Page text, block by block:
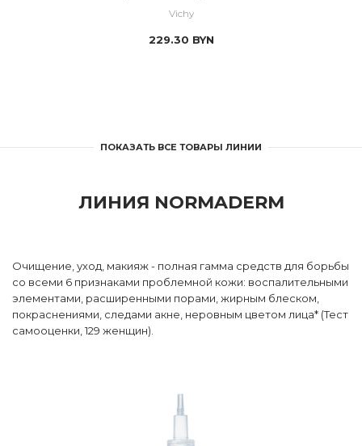
Vichy
229.30 BYN
ПОКАЗАТЬ ВСЕ ТОВАРЫ ЛИНИИ
ЛИНИЯ NORMADERM
Очищение, уход, макияж - полная гамма средств для борьбы
со всеми 6 признаками проблемной кожи: воспалительными
элементами, расширенными порами, жирным блеском,
покраснениями, следами акне, неровным цветом лица* (Тест
самооценки, 129 женщин).